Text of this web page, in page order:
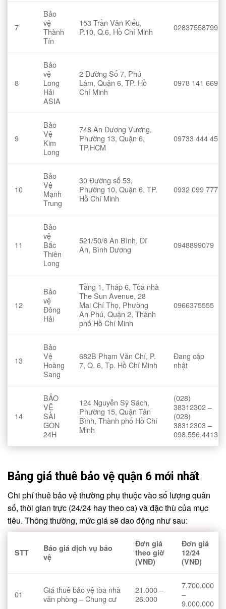
7
Bảo
vệ
Thành
Tín
153 Trần Văn Kiểu,
P.10, Q.6, Hồ Chí Minh
02837558799
8
Bảo
vệ
Long
Hải
ASIA
2 Đường Số 7, Phú
Lâm, Quận 6, TP. Hồ
Chí Minh
0978 141 669
9
Bảo
Vệ
Kim
Long
748 An Dương Vương,
Phường 13, Quận 6,
TP.HCM
09733 444 45
10
Bảo
Vệ
Mạnh
Trung
30 Đường số 53,
Phường 10, Quận 6, TP.
Hồ Chí Minh
0932 099 777
11
Bảo
vệ
Bắc
Thiên
Long
521/50/6 An Bình, Dĩ
An, Bình Dương
0948899079
12
Bảo
vệ
Đông
Hải
Tầng 1, Tháp 6, Tòa nhà
The Sun Avenue, 28
Mai Chí Thọ, Phường
An Phú, Quận 2, Thành
phố Hồ Chí Minh
0966375555
13
Bảo
Vệ
Hoàng
Sang
682B Phạm Văn Chí, P.
7, Q. 6, Tp. Hồ Chí Minh
Đang cập
nhật
14
BẢO
VỆ
SÀI
GÒN
24H
124 Nguyễn Sỹ Sách,
Phường 15, Quận Tân
Bình, Thành phố Hồ Chí
Minh
(028)
38312302 –
(028)
38312303 –
098.556.4413
Bảng giá thuê bảo vệ quận 6 mới nhất
Chi phí thuê bảo vệ thường phụ thuộc vào số lượng quân
số, thời gian trực (24/24 hay theo ca) và đặc thù của mục
tiêu. Thông thường, mức giá sẽ dao động như sau:
STT
Báo giá dịch vụ bảo
vệ
Đơn giá
theo giờ
(VNĐ)
Đơn giá
12/24
(VNĐ)
01
Giá thuê bảo vệ tòa nhà
văn phòng – Chung cư
21.000 –
26.000
7.700.000
–
9.000.000